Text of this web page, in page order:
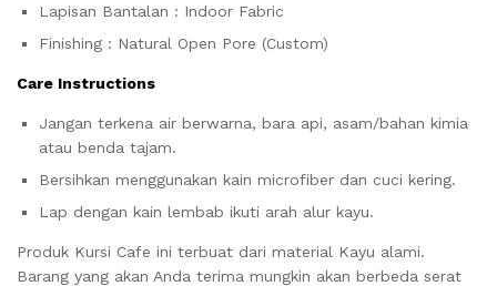
Lapisan Bantalan : Indoor Fabric
Finishing : Natural Open Pore (Custom)
Care Instructions
Jangan terkena air berwarna, bara api, asam/bahan kimia
atau benda tajam.
Bersihkan menggunakan kain microfiber dan cuci kering.
Lap dengan kain lembab ikuti arah alur kayu.
Produk Kursi Cafe ini terbuat dari material Kayu alami.
Barang yang akan Anda terima mungkin akan berbeda serat